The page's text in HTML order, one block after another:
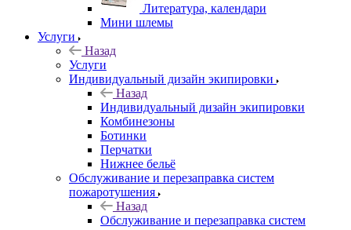
Литература, календари
Мини шлемы
Услуги
Назад
Услуги
Индивидуальный дизайн экипировки
Назад
Индивидуальный дизайн экипировки
Комбинезоны
Ботинки
Перчатки
Нижнее бельё
Обслуживание и перезаправка систем
пожаротушения
Назад
Обслуживание и перезаправка систем